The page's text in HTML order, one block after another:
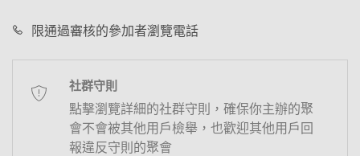
限通過審核的參加者瀏覽電話
社群守則
點擊瀏覽詳細的社群守則，確保你主辦的聚
會不會被其他用戶檢舉，也歡迎其他用戶回
報違反守則的聚會